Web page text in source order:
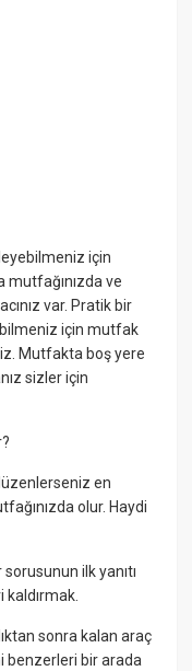
için
mutfağınızda ve
var. Pratik bir
için mutfak
Mutfakta boş yere
sizler için
en
olur. Haydi
ilk yanıtı
sonra kalan araç
benzerleri bir arada